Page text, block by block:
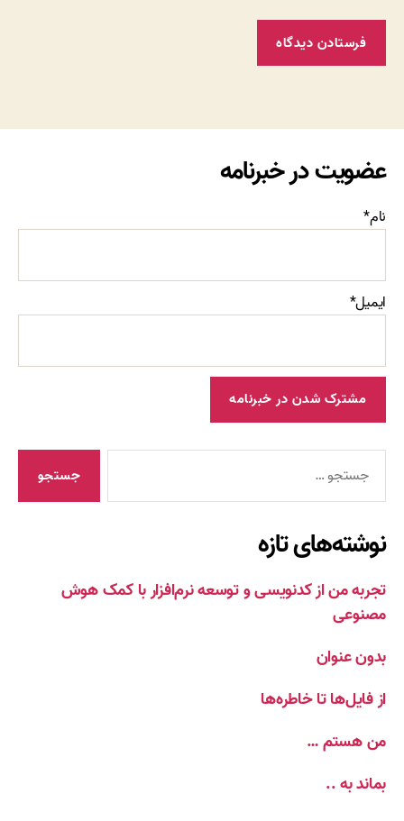
عضویت در خبرنامه
نام*
ایمیل*
نوشته‌های تازه
تجربه من از کدنویسی و توسعه نرم‌افزار با کمک هوش
مصنوعی
بدون عنوان
از فایل‌ها تا خاطره‌ها
من هستم …
بماند به ..